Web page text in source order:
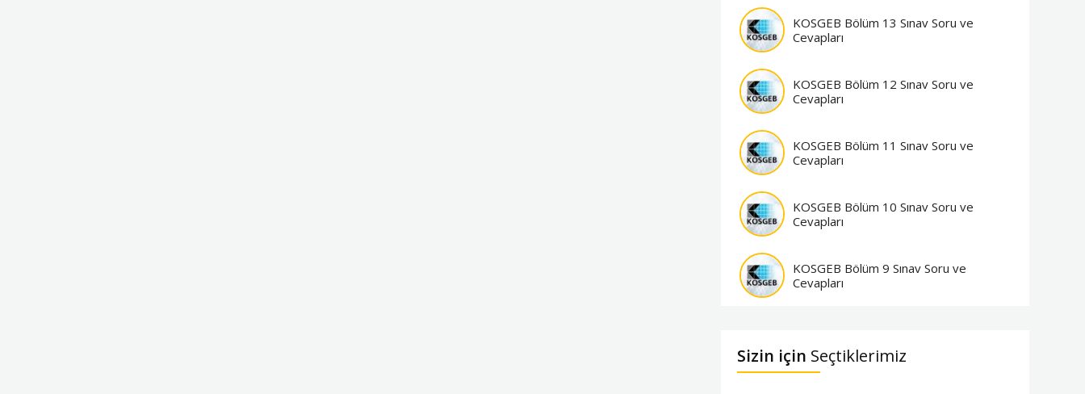
KOSGEB Bölüm 13 Sınav Soru ve
Cevapları
KOSGEB Bölüm 12 Sınav Soru ve
Cevapları
KOSGEB Bölüm 11 Sınav Soru ve
Cevapları
KOSGEB Bölüm 10 Sınav Soru ve
Cevapları
KOSGEB Bölüm 9 Sınav Soru ve
Cevapları
Sizin için Seçtiklerimiz